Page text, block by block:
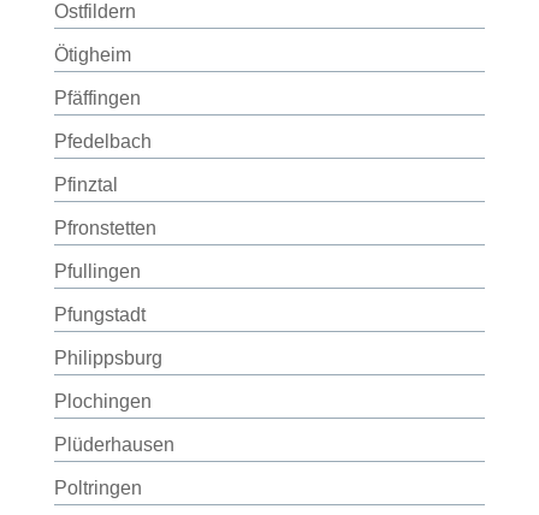
Ostfildern
Ötigheim
Pfäffingen
Pfedelbach
Pfinztal
Pfronstetten
Pfullingen
Pfungstadt
Philippsburg
Plochingen
Plüderhausen
Poltringen